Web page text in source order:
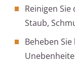
Reinigen
Staub,
Beheben